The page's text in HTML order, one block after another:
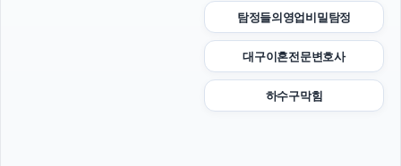
탐정들의영업비밀탐정
대구이혼전문변호사
하수구막힘